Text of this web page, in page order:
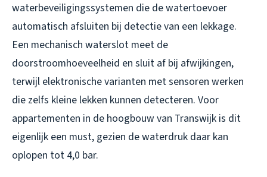
waterbeveiligingssystemen die de watertoevoer
automatisch afsluiten bij detectie van een lekkage.
Een mechanisch waterslot meet de
doorstroomhoeveelheid en sluit af bij afwijkingen,
terwijl elektronische varianten met sensoren werken
die zelfs kleine lekken kunnen detecteren. Voor
appartementen in de hoogbouw van Transwijk is dit
eigenlijk een must, gezien de waterdruk daar kan
oplopen tot 4,0 bar.